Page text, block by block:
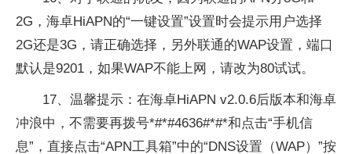
2G，海卓HiAPN的“一键设置”设置时会提示用户选择
2G还是3G，请正确选择，另外联通的WAP设置，端口
默认是9201，如果WAP不能上网，请改为80试试。
17、温馨提示：在海卓HiAPN v2.0.6后版本和海卓
冲浪中，不需要再拨号*#*#4636#*#*和点击“手机信
息”，直接点击“APN工具箱”中的“DNS设置（WAP）”按